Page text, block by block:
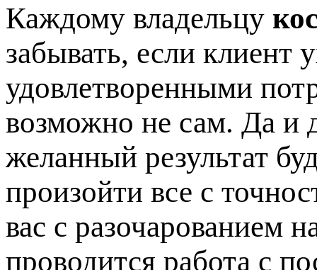
Каждому владельцу
забывать, если клиент
удовлетворенными
возможно не сам. Да и
желанный результат
произойти все с
вас с разочарованием
проводится работа с